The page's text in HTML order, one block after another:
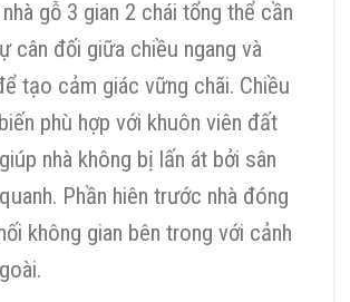
gỗ 3 gian 2 chái tổng thể cần
cân đối giữa chiều ngang và
tạo cảm giác vững chãi. Chiều
phù hợp với khuôn viên đất
nhà không bị lấn át bởi sân
Phần hiên trước nhà đóng
không gian bên trong với cảnh